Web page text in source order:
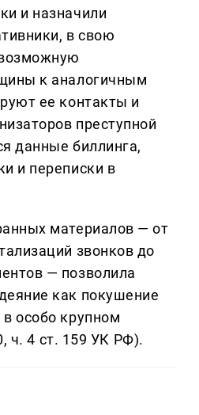
и назначили
в свою
к аналогичным
ее контакты и
преступной
данные биллинга,
и переписки в
материалов — от
звонков до
— позволила
как покушение
особо крупном
ч. 4 ст. 159 УК РФ).